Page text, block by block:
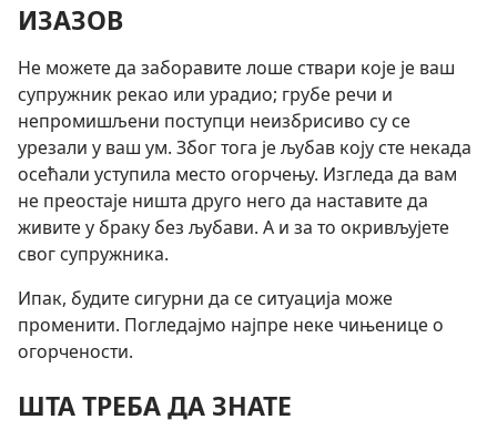
ИЗАЗОВ
Не можете да заборавите лоше ствари које је ваш
супружник рекао или урадио; грубе речи и
непромишљени поступци неизбрисиво су се
урезали у ваш ум. Због тога је љубав коју сте некада
осећали уступила место огорчењу. Изгледа да вам
не преостаје ништа друго него да наставите да
живите у браку без љубави. А и за то окривљујете
свог супружника.
Ипак, будите сигурни да се ситуација може
променити. Погледајмо најпре неке чињенице о
огорчености.
ШТА ТРЕБА ДА ЗНАТЕ